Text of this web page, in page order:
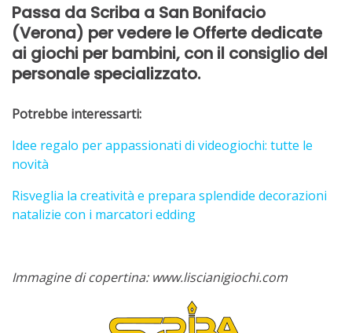
Passa da Scriba a San Bonifacio
(Verona) per vedere le Offerte dedicate
ai giochi per bambini, con il consiglio del
personale specializzato.
Potrebbe interessarti:
Idee regalo per appassionati di videogiochi: tutte le
novità
Risveglia la creatività e prepara splendide decorazioni
natalizie con i marcatori edding
Immagine di copertina: www.liscianigiochi.com